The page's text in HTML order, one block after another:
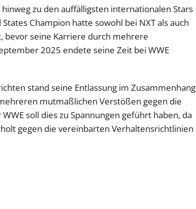
zu den auffälligsten internationalen Stars
Champion hatte sowohl bei NXT als auch
bevor seine Karriere durch mehrere
2025 endete seine Zeit bei WWE
stand seine Entlassung im Zusammenhang
mutmaßlichen Verstößen gegen die
soll dies zu Spannungen geführt haben, da
gegen die vereinbarten Verhaltensrichtlinien